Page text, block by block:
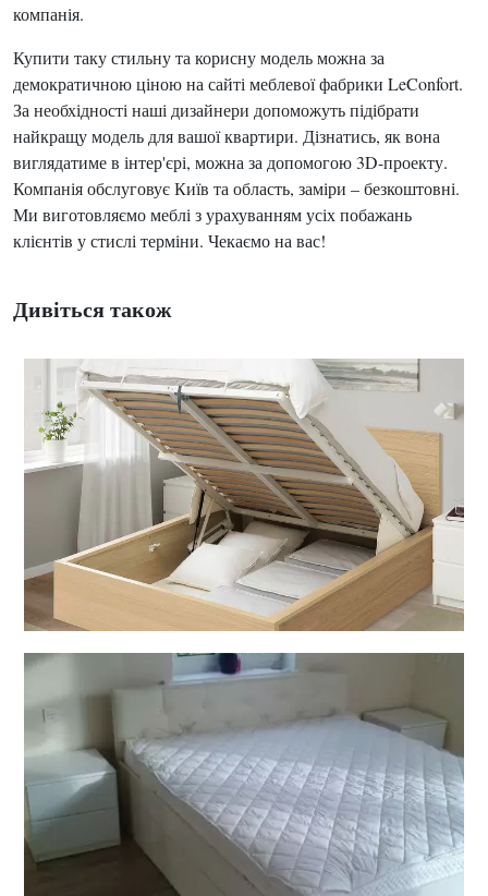
компанія.
Купити таку стильну та корисну модель можна за
демократичною ціною на сайті меблевої фабрики LeConfort.
За необхідності наші дизайнери допоможуть підібрати
найкращу модель для вашої квартири. Дізнатись, як вона
виглядатиме в інтер'єрі, можна за допомогою 3D-проекту.
Компанія обслуговує Київ та область, заміри – безкоштовні.
Ми виготовляємо меблі з урахуванням усіх побажань
клієнтів у стислі терміни. Чекаємо на вас!
Дивіться також